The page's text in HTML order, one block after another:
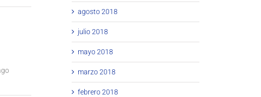
agosto 2018
julio 2018
mayo 2018
marzo 2018
febrero 2018